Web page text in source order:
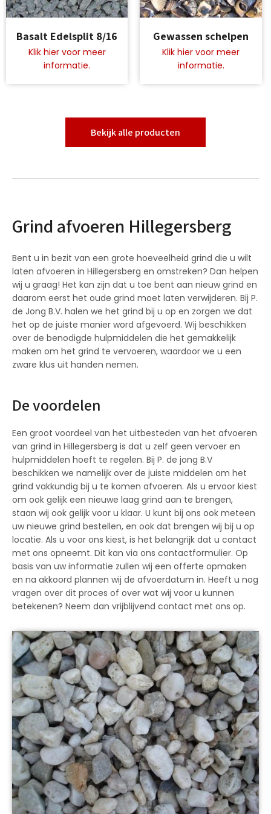
product
heeft
meerdere
Basalt Edelsplit 8/16
product
heeft
meerdere
kan
gekozen
Gewassen schelpen
Bekijk alle producten
Grind afvoeren Hillegersberg
Bent u in bezit van een grote hoeveelheid grind die u wilt
laten afvoeren in Hillegersberg en omstreken? Dan helpen
wij u graag! Het kan zijn dat u toe bent aan nieuw grind en
daarom eerst het oude grind moet laten verwijderen. Bij P.
de Jong B.V. halen we het grind bij u op en zorgen we dat
het op de juiste manier word afgevoerd. Wij beschikken
over de benodigde hulpmiddelen die het gemakkelijk
maken om het grind te vervoeren, waardoor we u een
zware klus uit handen nemen.
De voordelen
Een groot voordeel van het uitbesteden van het afvoeren
van grind in Hillegersberg is dat u zelf geen vervoer en
hulpmiddelen hoeft te regelen. Bij P. de jong B.V
beschikken we namelijk over de juiste middelen om het
grind vakkundig bij u te komen afvoeren. Als u ervoor kiest
om ook gelijk een nieuwe laag grind aan te brengen,
staan wij ook gelijk voor u klaar. U kunt bij ons ook meteen
uw nieuwe grind bestellen, en ook dat brengen wij bij u op
locatie. Als u voor ons kiest, is het belangrijk dat u contact
met ons opneemt. Dit kan via ons contactformulier. Op
basis van uw informatie zullen wij een offerte opmaken
en na akkoord plannen wij de afvoerdatum in. Heeft u nog
vragen over dit proces of over wat wij voor u kunnen
betekenen? Neem dan vrijblijvend contact met ons op.